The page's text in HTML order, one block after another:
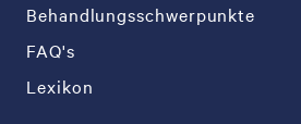
Behandlungsschwerpunkte
FAQ's
Lexikon